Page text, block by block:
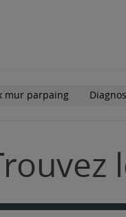
mur parpaing